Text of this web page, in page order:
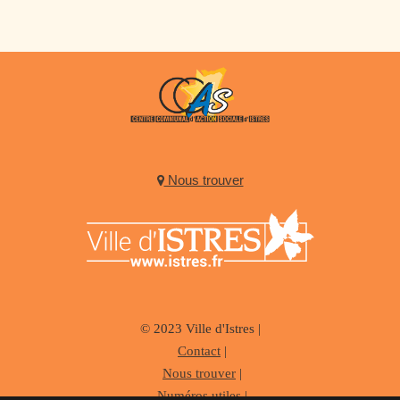
Nous trouver
© 2023 Ville d'Istres |
Contact |
Nous trouver |
Numéros utiles|